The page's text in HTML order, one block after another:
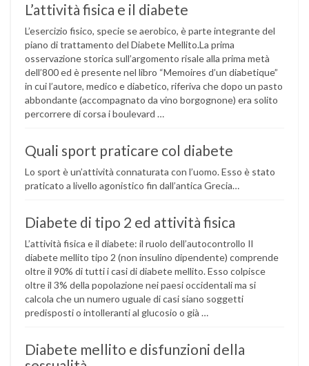
L’attività fisica e il diabete
L’esercizio fisico, specie se aerobico, è parte integrante del
piano di trattamento del Diabete Mellito.La prima
osservazione storica sull’argomento risale alla prima metà
dell’800 ed è presente nel libro “Memoires d’un diabetique”
in cui l’autore, medico e diabetico, riferiva che dopo un pasto
abbondante (accompagnato da vino borgognone) era solito
percorrere di corsa i boulevard …
Quali sport praticare col diabete
Lo sport è un’attività connaturata con l’uomo. Esso è stato
praticato a livello agonistico fin dall’antica Grecia…
Diabete di tipo 2 ed attività fisica
L’attività fisica e il diabete: il ruolo dell’autocontrollo Il
diabete mellito tipo 2 (non insulino dipendente) comprende
oltre il 90% di tutti i casi di diabete mellito. Esso colpisce
oltre il 3% della popolazione nei paesi occidentali ma si
calcola che un numero uguale di casi siano soggetti
predisposti o intolleranti al glucosio o già …
Diabete mellito e disfunzioni della